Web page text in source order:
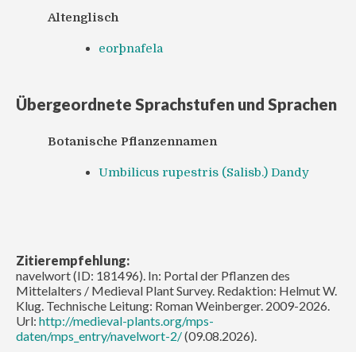
Altenglisch
eorþnafela
Übergeordnete Sprachstufen und Sprachen
Botanische Pflanzennamen
Umbilicus rupestris (Salisb.) Dandy
Zitierempfehlung:
navelwort (ID: 181496). In: Portal der Pflanzen des
Mittelalters / Medieval Plant Survey. Redaktion: Helmut W.
Klug. Technische Leitung: Roman Weinberger. 2009-2026.
Url: http://medieval-plants.org/mps-
daten/mps_entry/navelwort-2/(09.08.2026).